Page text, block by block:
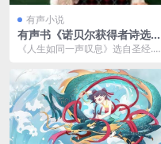
有声小说
有声书《诺贝尔获得者诗选》
MP3免费打包 103集
《人生如同一声叹息》选自圣经.m
3 《善人们...